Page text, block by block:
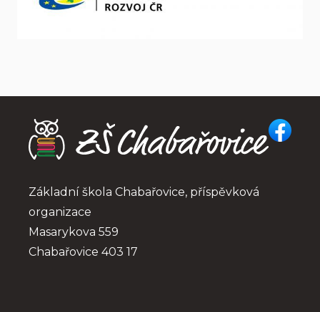
Základní škola Chabařovice, příspěvková
organizace
Masarykova 559
Chabařovice 403 17